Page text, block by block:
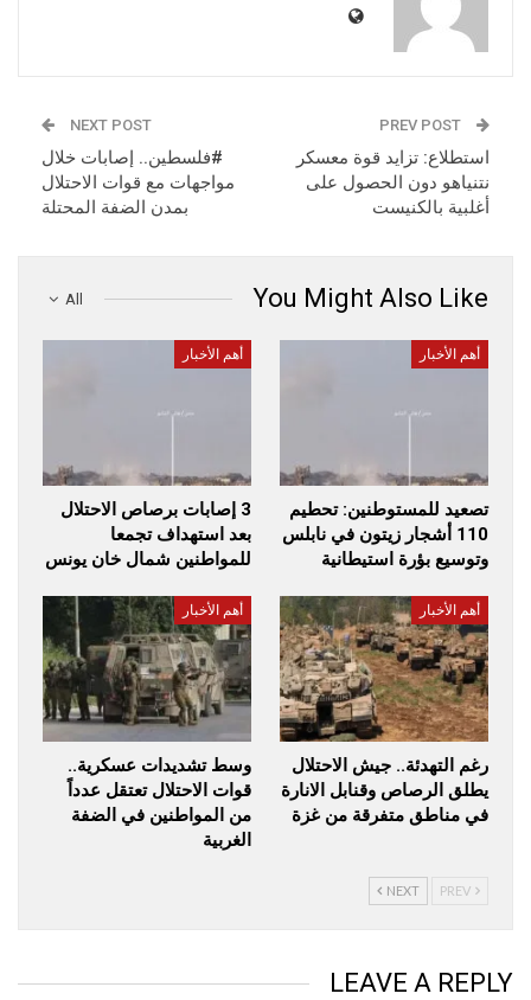
استطلاع: تزايد قوة معسكر
نتنياهو دون الحصول على
أغلبية بالكنيست
NEXT POST
#فلسطين.. إصابات خلال
مواجهات مع قوات الاحتلال
بمدن الضفة المحتلة
All You Might Also Like
أهم الأخبار
تصعيد للمستوطنين: تحطيم
110 أشجار زيتون في نابلس
وتوسيع بؤرة استيطانية
أهم الأخبار
3 إصابات برصاص الاحتلال
بعد استهداف تجمعا
للمواطنين شمال خان يونس
أهم الأخبار
رغم التهدئة.. جيش الاحتلال
يطلق الرصاص وقنابل الانارة
في مناطق متفرقة من غزة
أهم الأخبار
وسط تشديدات عسكرية..
قوات الاحتلال تعتقل عدداً
من المواطنين في الضفة
الغربية
NEXT
LEAVE A REPLY